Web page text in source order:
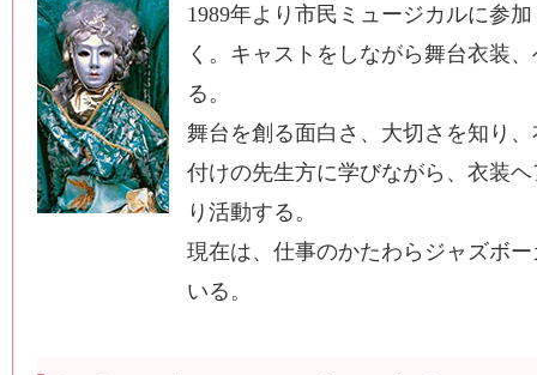
1989年より市民ミュージカルに参
く。キャストをしながら舞台衣装
る。
舞台を創る面白さ、大切さを知り
付けの先生方に学びながら、衣装
り活動する。
現在は、仕事のかたわらジャズボ
いる。